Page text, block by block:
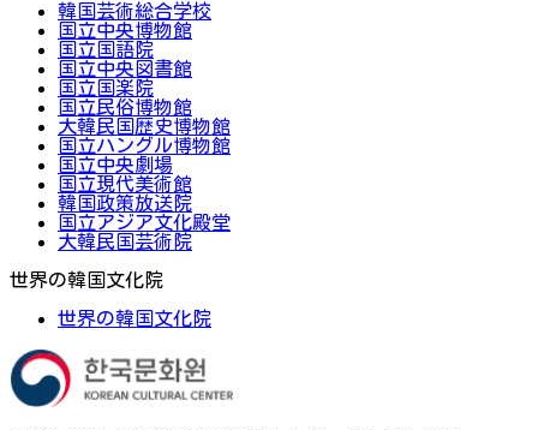
韓国芸術総合学校
国立中央博物館
国立国語院
国立中央図書館
国立国楽院
国立民俗博物館
大韓民国歴史博物館
国立ハングル博物館
国立中央劇場
国立現代美術館
韓国政策放送院
国立アジア文化殿堂
大韓民国芸術院
世界の韓国文化院
世界の韓国文化院